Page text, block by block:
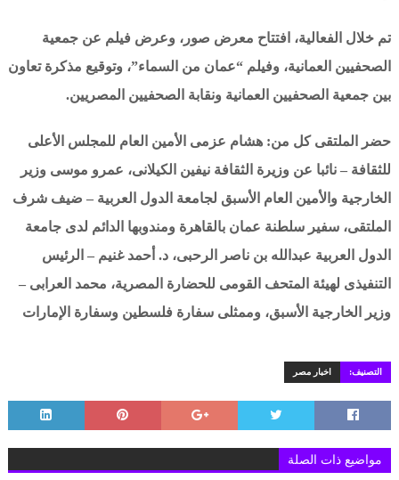
تم خلال الفعالية، افتتاح معرض صور، وعرض فيلم عن جمعية
الصحفيين العمانية، وفيلم “عمان من السماء”، وتوقيع مذكرة تعاون
بين جمعية الصحفيين العمانية ونقابة الصحفيين المصريين.
حضر الملتقى كل من: هشام عزمى الأمين العام للمجلس الأعلى
للثقافة – نائبا عن وزيرة الثقافة نيفين الكيلانى، عمرو موسى وزير
الخارجية والأمين العام الأسبق لجامعة الدول العربية – ضيف شرف
الملتقى، سفير سلطنة عمان بالقاهرة ومندوبها الدائم لدى جامعة
الدول العربية عبدالله بن ناصر الرحبى، د. أحمد غنيم – الرئيس
التنفيذى لهيئة المتحف القومى للحضارة المصرية، محمد العرابى –
وزير الخارجية الأسبق، وممثلى سفارة فلسطين وسفارة الإمارات
التصنيف: اخبار مصر
مواضيع ذات الصلة